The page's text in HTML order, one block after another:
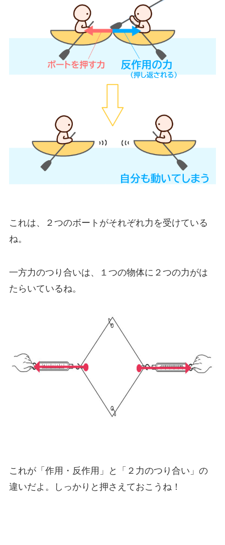
これは、２つのボートがそれぞれ力を受けている
ね。
一方力のつり合いは、１つの物体に２つの力がは
たらいているね。
これが「作用・反作用」と「２力のつり合い」の
違いだよ。しっかりと押さえておこうね！